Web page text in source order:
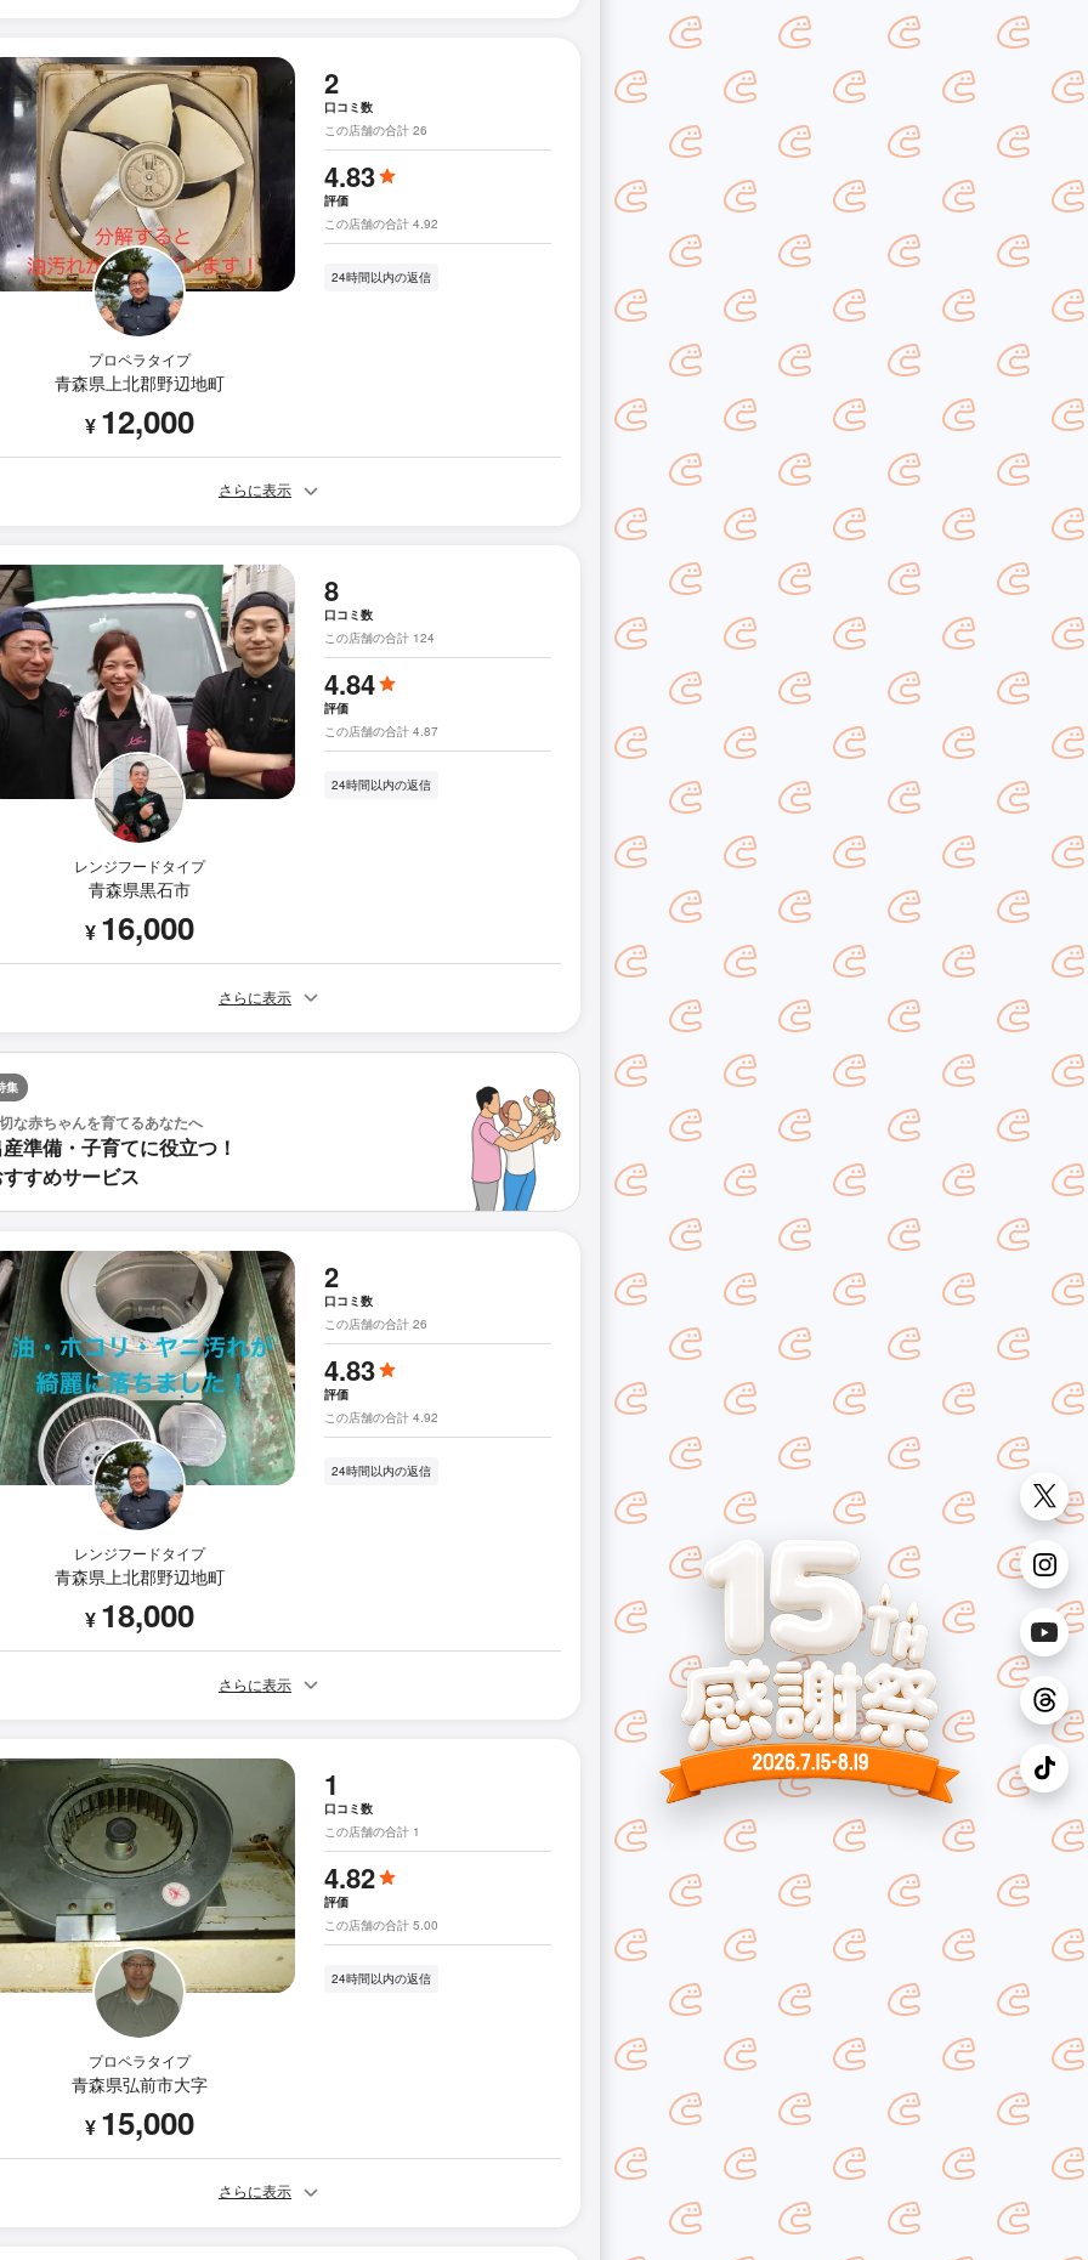
プロペラタイプ
青森県上北郡野辺地町
¥ 12,000
2
口コミ数
この店舗の合計 26
4.83
評価
この店舗の合計 4.92
24時間以内の返信
さらに表示
レンジフードタイプ
青森県黒石市
¥ 16,000
8
口コミ数
この店舗の合計 124
4.84
評価
この店舗の合計 4.87
24時間以内の返信
さらに表示
集
な赤ちゃんを育てるあなたへ
準備・子育てに役立つ！
すめサービス
レンジフードタイプ
青森県上北郡野辺地町
¥ 18,000
2
口コミ数
この店舗の合計 26
4.83
評価
この店舗の合計 4.92
24時間以内の返信
さらに表示
プロペラタイプ
青森県弘前市大字
¥ 15,000
1
口コミ数
この店舗の合計 1
4.82
評価
この店舗の合計 5.00
24時間以内の返信
さらに表示